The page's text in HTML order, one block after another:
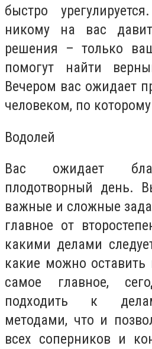
быстро
никому на вас
решения – только
помогут найти
Вечером вас ожидает
человеком, по
Водолей
Вас ожидает
плодотворный день.
важные и сложные
главное от
какими делами
какие можно
самое главное,
подходить к
методами, что и
всех соперников и